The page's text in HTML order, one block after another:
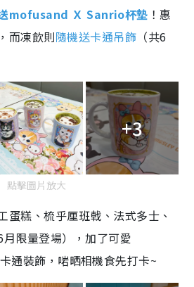
mofusand Ｘ Sanrio杯墊 ！惠
，而凍飲則隨機送卡通吊飾 （共6
+3
點擊圖片放大
蛋糕、梳乎厘班戟、法式多⼠、
限量登場），加了可愛
通裝飾，啱晒相機食先打卡~